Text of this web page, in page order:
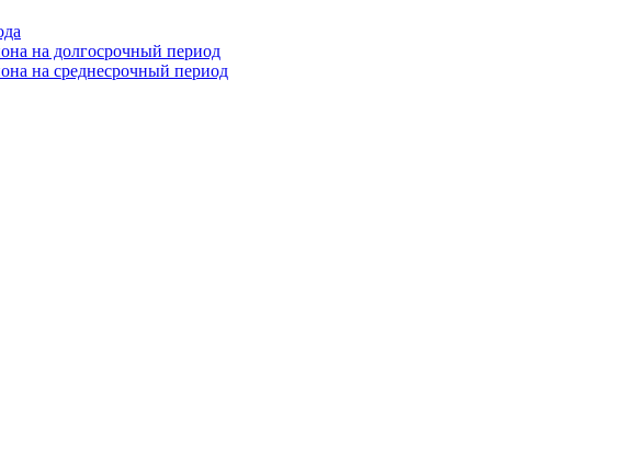
на долгосрочный период
на среднесрочный период